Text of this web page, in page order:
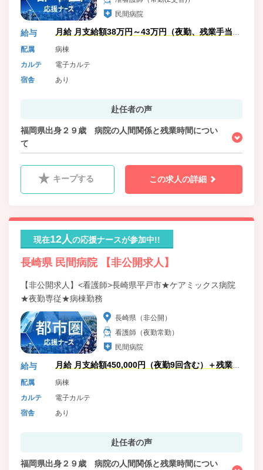
民間病院
給与
月給 月支給額38万円～43万円（夜勤、残業手当含
む）
配属
病棟
カルテ
電子カルテ
宿舎
あり
赴任者の声
福岡県出身２９歳 病院の人間関係と残業時間につい
て
キープする この求人の詳細
現在12人の応援ナースが参加中!!
長崎県 民間病院 【非公開求人】
【非公開求人】<看護師>長崎県平戸市★ケアミックス病院
★夜勤専従★病棟勤務
長崎県（非公開）
看護師（夜勤常勤）
民間病院
給与
月給 月支給額450,000円（夜勤9回含む）＋残業手
当加算
配属
病棟
カルテ
電子カルテ
宿舎
あり
赴任者の声
福岡県出身２９歳 病院の人間関係と残業時間につい